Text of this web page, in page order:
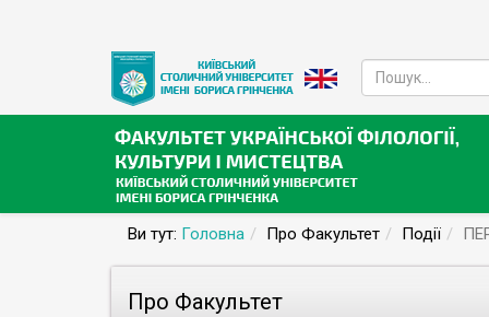
Ви тут: Головна Про Факультет Події
Про Факультет